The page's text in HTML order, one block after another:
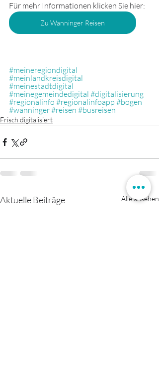
Für mehr Informationen klicken Sie hier:
Zu Wanninger Reisen
#meineregiondigital
#meinlandkreisdigital
#meinestadtdigital
#meinegemeindedigital #digitalisierung
#regionalinfo #regionalinfoapp #bogen
#wanninger#reisen #busreisen
Frisch digitalisiert
Aktuelle Beiträge Alle ansehen